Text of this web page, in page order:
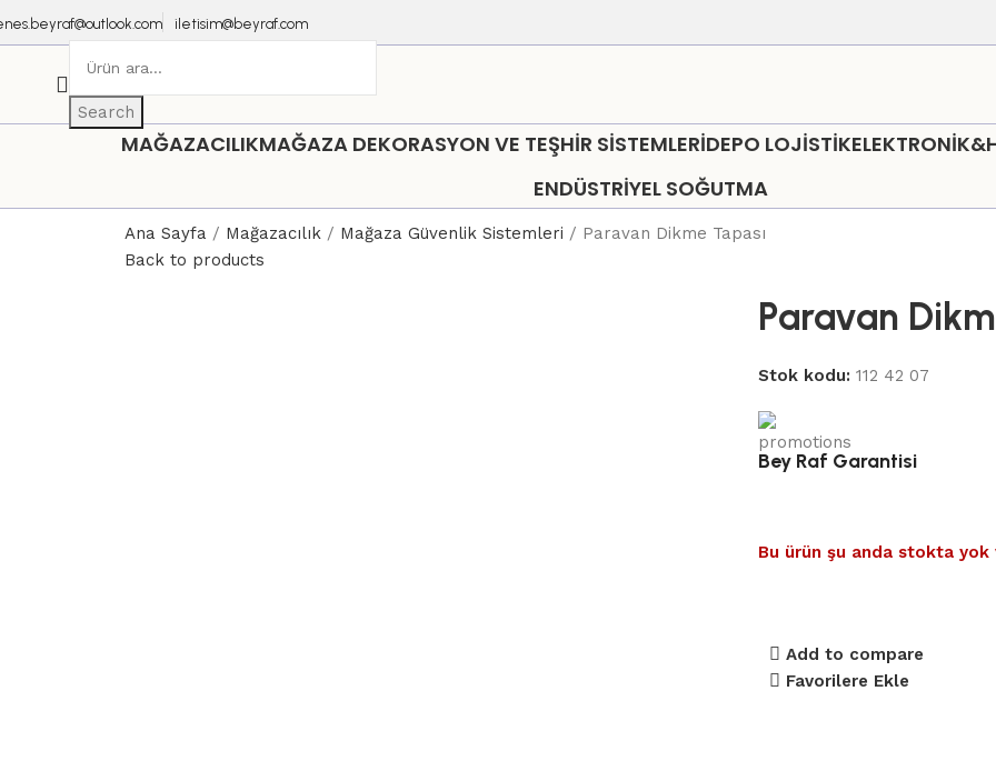
iletisim@beyraf.com
Search
MAĞAZACILIKMAĞAZA DEKORASYON VE TEŞHİR SİSTEMLERİDEPO LOJİSTİK
ENDÜSTRİYEL SOĞUTMA
Ana Sayfa Mağazacılık Mağaza Güvenlik Sistemleri
Paravan Dikme Tapası
Back to products
Paravan
Stok kodu: 112 42 07
Bey Raf Garantisi
Bu ürün şu anda stokta yok
Add to compare
Favorilere Ekle